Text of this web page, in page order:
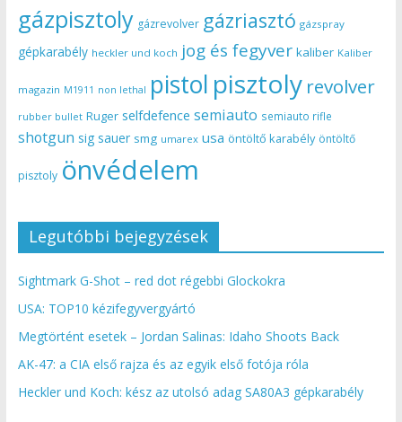
gázpisztoly gázrevolver gázriasztó gázspray
gépkarabély heckler und koch jog és fegyver kaliber Kaliber
magazin M1911 non lethal pistol pisztoly revolver
rubber bullet Ruger selfdefence semiauto semiauto rifle
shotgun sig sauer smg umarex usa öntöltő karabély öntöltő
pisztoly önvédelem
Legutóbbi bejegyzések
Sightmark G-Shot – red dot régebbi Glockokra
USA: TOP10 kézifegyvergyártó
Megtörtént esetek – Jordan Salinas: Idaho Shoots Back
AK-47: a CIA első rajza és az egyik első fotója róla
Heckler und Koch: kész az utolsó adag SA80A3 gépkarabély